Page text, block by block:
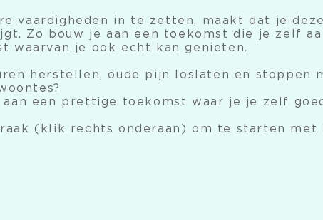
vaardigheden in te zetten, maakt dat je
Zo bouw je aan een toekomst die je zelf
waarvan je ook echt kan genieten.
herstellen, oude pijn loslaten en stoppen
een prettige toekomst waar je je zelf
(klik rechts onderaan) om te starten met